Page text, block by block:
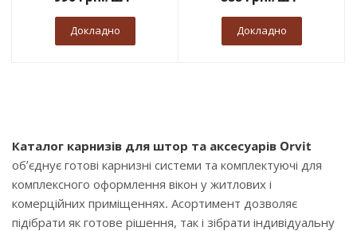
Докладно Докладно
Каталог карнизів для штор та аксесуарів Orvit
об’єднує готові карнизні системи та комплектуючі для
комплексного оформлення вікон у житлових і
комерційних приміщеннях. Асортимент дозволяє
підібрати як готове рішення, так і зібрати індивідуальну